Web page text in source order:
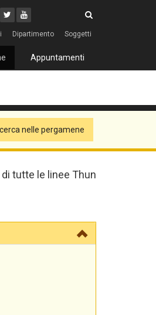
Twitter
Youtube
Dipartimento Soggetti
Appuntamenti
nelle pergamene
tutte le linee Thun